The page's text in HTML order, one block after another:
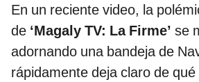
En un reciente video, la
de ‘Magaly TV: La Firme’ se
adornando una bandeja de
rápidamente deja claro de